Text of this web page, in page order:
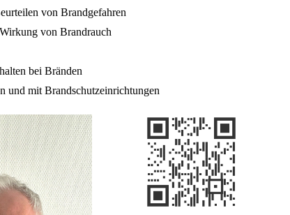
von Brandgefahren
von Brandrauch
bei Bränden
und mit Brandschutzeinrichtungen